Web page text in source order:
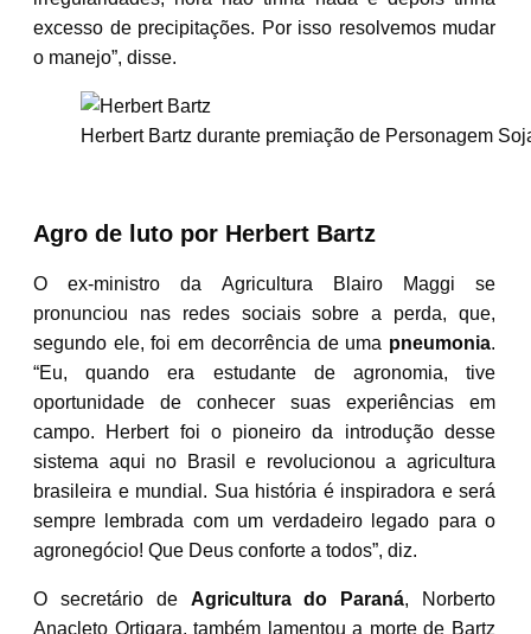
excesso de precipitações. Por isso resolvemos mudar
o manejo”, disse.
Herbert Bartz durante premiação de Personagem
Agro de luto por Herbert Bartz
O ex-ministro da Agricultura Blairo Maggi se
pronunciou nas redes sociais sobre a perda, que,
segundo ele, foi em decorrência de uma pneumonia.
“Eu, quando era estudante de agronomia, tive
oportunidade de conhecer suas experiências em
campo. Herbert foi o pioneiro da introdução desse
sistema aqui no Brasil e revolucionou a agricultura
brasileira e mundial. Sua história é inspiradora e será
sempre lembrada com um verdadeiro legado para o
agronegócio! Que Deus conforte a todos”, diz.
O secretário de Agricultura do Paraná, Norberto
Anacleto Ortigara, também lamentou a morte de Bartz